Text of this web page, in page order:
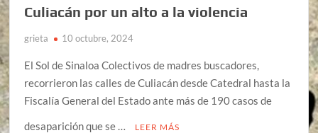
Culiacán por un alto a la violencia
grieta 10 octubre, 2024
El Sol de Sinaloa Colectivos de madres buscadores,
recorrieron las calles de Culiacán desde Catedral hasta la
Fiscalía General del Estado ante más de 190 casos de
desaparición que se …
LEER MÁS